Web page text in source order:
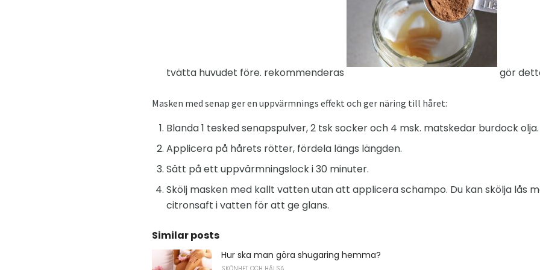
tvätta huvudet före. rekommenderas gör
Masken med senap ger en uppvärmnings effekt och ger näring till håret:
Blanda 1 tesked senapspulver, 2 tsk socker och 4 msk. matskedar burdock olja.
Applicera på hårets rötter, fördela längs längden.
Sätt på ett uppvärmningslock i 30 minuter.
Skölj masken med kallt vatten utan att applicera schampo. Du kan skölja lås
citronsaft i vatten för att ge glans.
Similar posts
Hur ska man göra shugaring hemma?